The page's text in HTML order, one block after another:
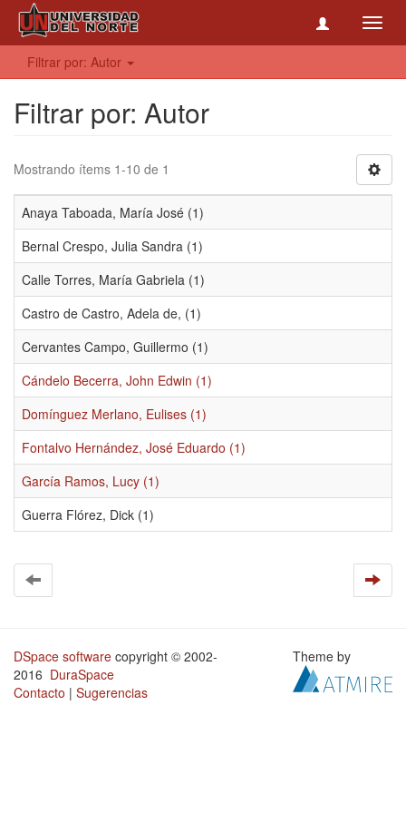
Filtrar por: Autor
Filtrar por: Autor
Mostrando ítems 1-10 de 1
Anaya Taboada, María José (1)
Bernal Crespo, Julia Sandra (1)
Calle Torres, María Gabriela (1)
Castro de Castro, Adela de, (1)
Cervantes Campo, Guillermo (1)
Cándelo Becerra, John Edwin (1)
Domínguez Merlano, Eulises (1)
Fontalvo Hernández, José Eduardo (1)
García Ramos, Lucy (1)
Guerra Flórez, Dick (1)
DSpace software copyright © 2002-
2016 DuraSpace
Contacto | Sugerencias
Theme by